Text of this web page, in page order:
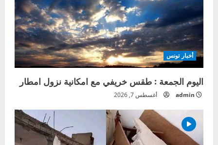
أخبار تونس
اليوم الجمعة : طقس خريفي مع امكانية نزول امطار
admin أغسطس 7, 2026